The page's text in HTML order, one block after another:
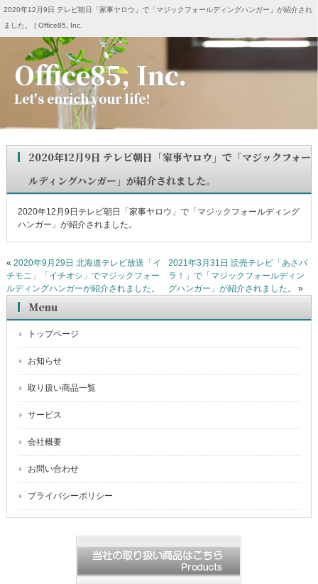
2020年12月9日 テレビ朝日「家事ヤロウ」で「マジックフォールディングハンガー」が紹介され
ました。 | Office85, Inc.
Office85, Inc.
Let's enrich your life!
2020年12月9日 テレビ朝日「家事ヤロウ」で「マジックフォー
ルディングハンガー」が紹介されました。
2020年12月9日テレビ朝日「家事ヤロウ」で「マジックフォールディング
ハンガー」が紹介されました。
« 2020年9月29日 北海道テレビ放送「イ
チモニ」「イチオシ」でマジックフォー
ルディングハンガーが紹介されました。
2021年3月31日 読売テレビ「あさパ
ラ！」で「マジックフォールディン
グハンガー」が紹介されました。
»
Menu
トップページ
お知らせ
取り扱い商品一覧
サービス
会社概要
お問い合わせ
プライバシーポリシー